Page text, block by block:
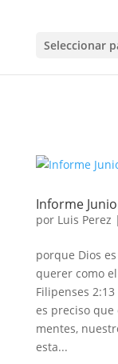
Seleccionar
Informe
por Luis Perez |
porque Dios
querer como
Filipenses
es preciso
mentes,
esta...